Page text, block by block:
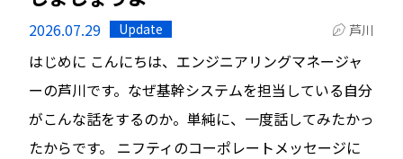
2026.07.29 Update 芦川
はじめに こんにちは、エンジニアリングマネージャ
ーの芦川です。なぜ基幹システムを担当している自分
がこんな話をするのか。単純に、一度話してみたかっ
たからです。 ニフティのコーポレートメッセージに